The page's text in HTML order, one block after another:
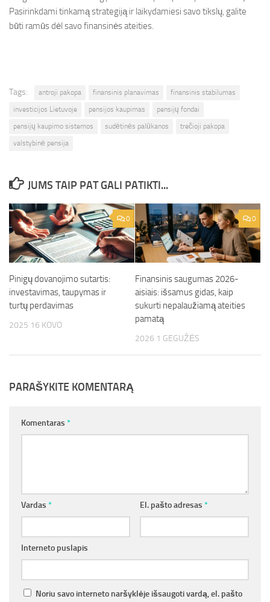
Pasirinkdami tinkamą strategiją ir laikydamiesi savo tikslų, galite
būti ramūs dėl savo finansinės ateities.
Tags: antroji pakopa finansinis planavimas
finansinis stabilumas
investicijos Lietuvoje
pensijos kaupimas
pensijų fondai
pensijų kaupimo sistemos
sudėtinės palūkanos
trečioji pakopa
valstybinė pensija
JUMS TAIP PAT GALI PATIKTI...
0
Pinigų dovanojimo sutartis:
investavimas, taupymas ir
turtų perdavimas
2025 16 KOVO
0
Finansinis saugumas 2026-
aisiais: išsamus gidas, kaip
sukurti nepalaužiamą ateities
pamatą
2026 1 GEGUŽĖS
PARAŠYKITE KOMENTARĄ
Komentaras *
Vardas * El. pašto adresas *
Interneto puslapis
Noriu savo interneto naršyklėje išsaugoti vardą, el. pašto